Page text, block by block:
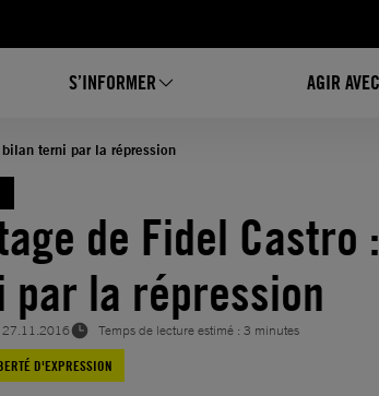
S’INFORMER AGIR
terni par la répression
de Fidel Castro
par la répression
27.11.2016
Temps de lecture estimé : 3 minutes
D'EXPRESSION